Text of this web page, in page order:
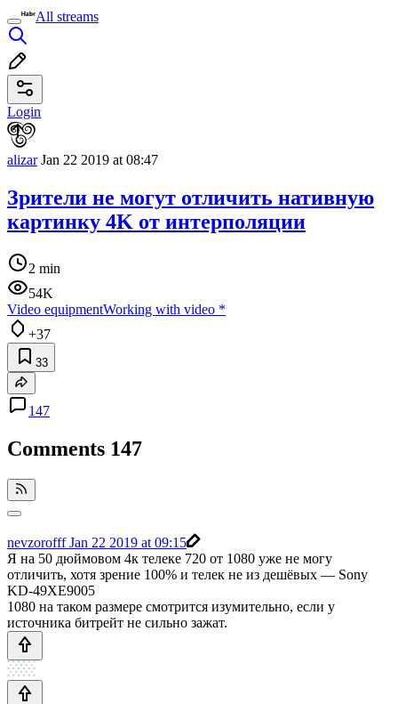
All streams
Login
alizarJan 22 2019 at 08:47
Зрители не могут отличить нативную
картинку 4K от интерполяции
2 min
54K
Video equipmentWorking with video *
+37
33
147
Comments 147
nevzorofffJan 22 2019 at 09:15
Я на 50 дюймовом 4к телеке 720 от 1080 уже не могу
отличить, хотя зрение 100% и телек не из дешёвых — Sony
KD-49XE9005
1080 на таком размере смотрится изумительно, если у
источника битрейт не сильно зажат.